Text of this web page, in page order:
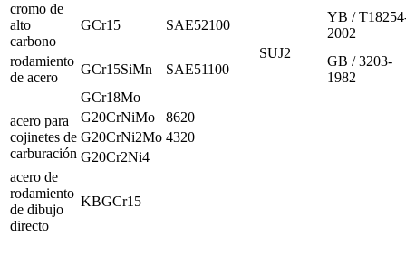
cromo de
alto
carbono
GCr15
SAE52100
SUJ2
YB /
2002
rodamiento
de acero
GCr15SiMn SAE51100
GB / 3203-
1982
GCr18Mo
acero para
cojinetes de
carburación
G20CrNiMo
8620
G20CrNi2Mo 4320
G20Cr2Ni4
acero de
rodamiento
de dibujo
directo
KBGCr15